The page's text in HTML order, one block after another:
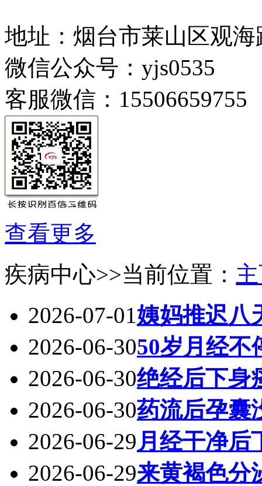
地址：烟台市莱山区观海
微信公众号：yjs0535
客服微信：15506659755
查看更多
疾病中心>>当前位置：
2026-07-01 姨妈推迟八
2026-06-3050岁月经不
2026-06-30绝经后下身
2026-06-30药流后孕囊
2026-06-29 月经干净后
2026-06-29来黄褐色分